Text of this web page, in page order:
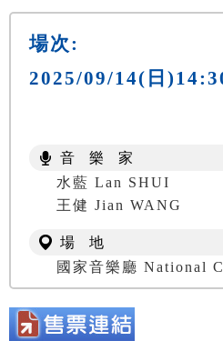
場次:
2025/09/14(日
音 樂 家
水藍 Lan SHUI
王健 Jian WANG
場 地
國家音樂廳 National